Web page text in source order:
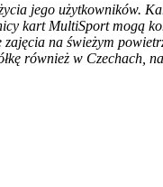
jego użytkowników.
kart MultiSport mogą
na świeżym
również w Czechach,